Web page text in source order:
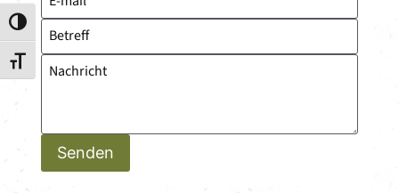
Alternar alto contraste
Alternar tamaño de letra
Senden